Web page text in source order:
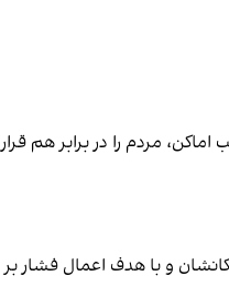
مردم را در برابر هم قرار
و با هدف اعمال فشار بر